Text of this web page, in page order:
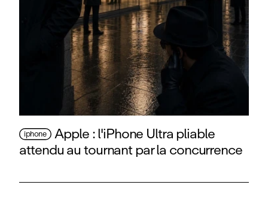
iphone Apple : l'iPhone Ultra pliable
attendu au tournant par la concurrence